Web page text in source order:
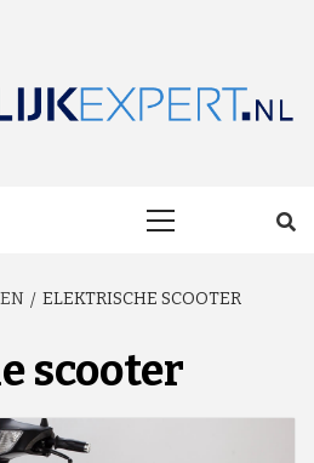
ELEKTRISCHE SCOOTER
scooter